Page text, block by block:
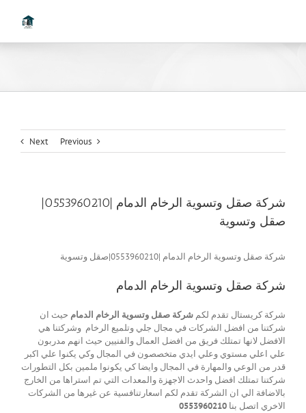
Previous
Next
شركة صقل وتسوية الرخام الدمام |0553960210|
صقل وتسوية
شركة صقل وتسوية الرخام الدمام |0553960210|صقل وتسوية
شركة صقل وتسوية الرخام الدمام
شركة كريستال تقدم لكم شركة صقل وتسوية الرخام الدمام حيث ان
شركتنا من افضل الشركات في مجال جلي وتلميع الرخام وشركتنا هي
الافضل لانها تمتلك فريق من افضل العمال والفنيين حيث انهم مدربون
علي اعلي مستوي وعلي ايدي متخصصون في المجال وكي يكنوا علي اكبر
قدر من الوعي والمهارة في المجال وايضا كي يكونوا ملمين بكل التطورات
شركتنا تمتلك افضل واحدث الاجهزة والمعدات التي تم استراها من الخارج
بالاضافة الي ان الشركة تقدم لكم اسعارتنافسية عن غيرها من الشركات
الاخري اتصل بنا 0553960210